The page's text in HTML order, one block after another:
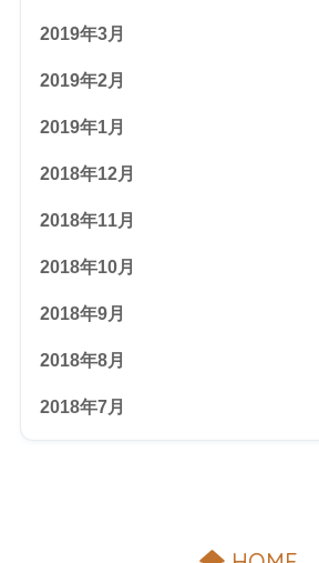
2019年3月
2019年2月
2019年1月
2018年12月
2018年11月
2018年10月
2018年9月
2018年8月
2018年7月